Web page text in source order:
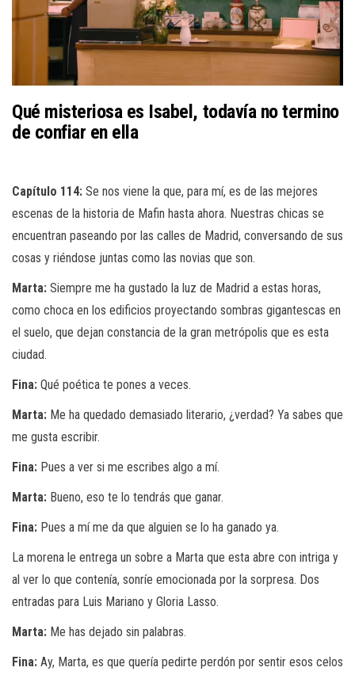
Qué misteriosa es Isabel, todavía no termino
de confiar en ella
Capítulo 114: Se nos viene la que, para mí, es de las mejores
escenas de la historia de Mafin hasta ahora. Nuestras chicas se
encuentran paseando por las calles de Madrid, conversando de sus
cosas y riéndose juntas como las novias que son.
Marta: Siempre me ha gustado la luz de Madrid a estas horas,
como choca en los edificios proyectando sombras gigantescas en
el suelo, que dejan constancia de la gran metrópolis que es esta
ciudad.
Fina: Qué poética te pones a veces.
Marta: Me ha quedado demasiado literario, ¿verdad? Ya sabes que
me gusta escribir.
Fina: Pues a ver si me escribes algo a mí.
Marta: Bueno, eso te lo tendrás que ganar.
Fina: Pues a mí me da que alguien se lo ha ganado ya.
La morena le entrega un sobre a Marta que esta abre con intriga y
al ver lo que contenía, sonríe emocionada por la sorpresa. Dos
entradas para Luis Mariano y Gloria Lasso.
Marta: Me has dejado sin palabras.
Fina: Ay, Marta, es que quería pedirte perdón por sentir esos celos